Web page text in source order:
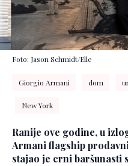
Foto: Jason Schmidt/Elle
Giorgio Armani dom
New York
Ranije ove godine, u
Armani flagship
stajao je crni baršunasti